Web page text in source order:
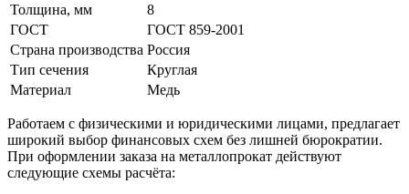
Толщина, мм
8
ГОСТ
ГОСТ 859-2001
Страна производства Россия
Тип сечения
Круглая
Материал
Медь
Работаем с физическими и юридическими лицами, предлагает
широкий выбор финансовых схем без лишней бюрократии.
При оформлении заказа на металлопрокат действуют
следующие схемы расчёта: